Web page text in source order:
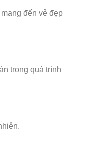
đến vẻ đẹp
trong quá trình